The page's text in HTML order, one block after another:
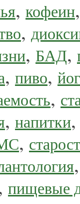
, кофеин
,
, БАД,
, пиво,
,
, напитки
,
пищевые